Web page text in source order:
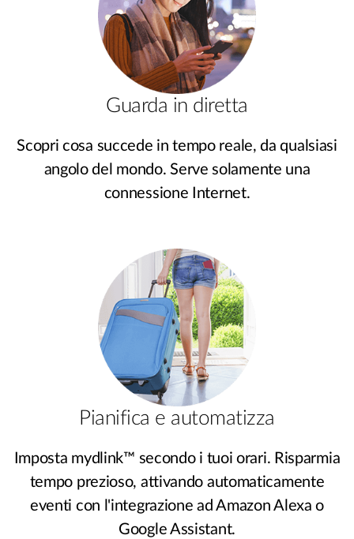
Guarda in diretta
Scopri cosa succede in tempo reale, da qualsiasi
angolo del mondo. Serve solamente una
connessione Internet.
Pianifica e automatizza
Imposta mydlink™ secondo i tuoi orari. Risparmia
tempo prezioso, attivando automaticamente
eventi con l'integrazione ad Amazon Alexa o
Google Assistant.